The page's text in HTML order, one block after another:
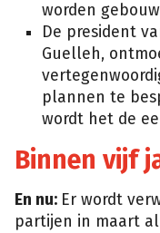
worden
De president
Guelleh,
plannen te
wordt het de
Binnen vijf
En nu: Er wordt
partijen in maart